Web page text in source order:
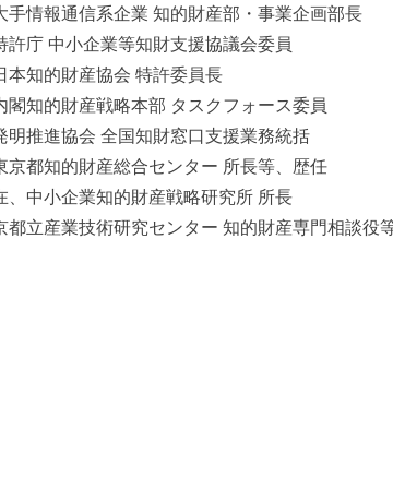
手情報通信系企業 知的財産部・事業企画部長
許庁 中小企業等知財支援協議会委員
本知的財産協会 特許委員長
閣知的財産戦略本部 タスクフォース委員
明推進協会 全国知財窓口支援業務統括
京都知的財産総合センター 所長等、歴任
、中小企業知的財産戦略研究所 所長
都立産業技術研究センター 知的財産専門相談役